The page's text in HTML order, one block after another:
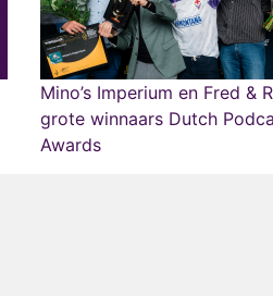
Mino’s Imperium en Fred &
grote winnaars Dutch
Awards